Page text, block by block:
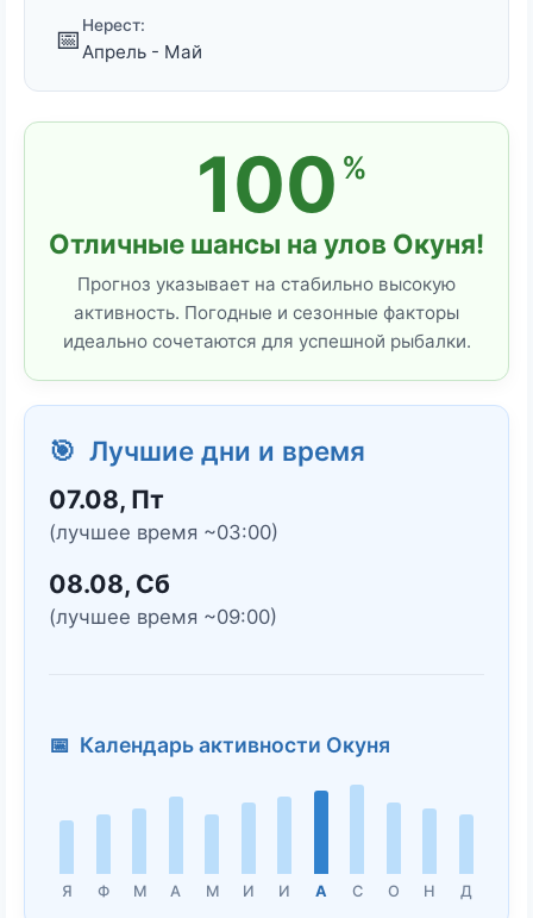
📅 Нерест:
Апрель - Май
100 %
Отличные шансы на улов Окуня!
Прогноз указывает на стабильно высокую
активность. Погодные и сезонные факторы
идеально сочетаются для успешной рыбалки.
🎯 Лучшие дни и время
07.08, Пт
(лучшее время ~03:00)
08.08, Сб
(лучшее время ~09:00)
📅 Календарь активности Окуня
Я Ф М А М И И А С О Н Д